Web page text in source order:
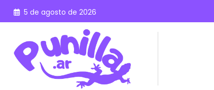
Saltar
5 de agosto de 2026